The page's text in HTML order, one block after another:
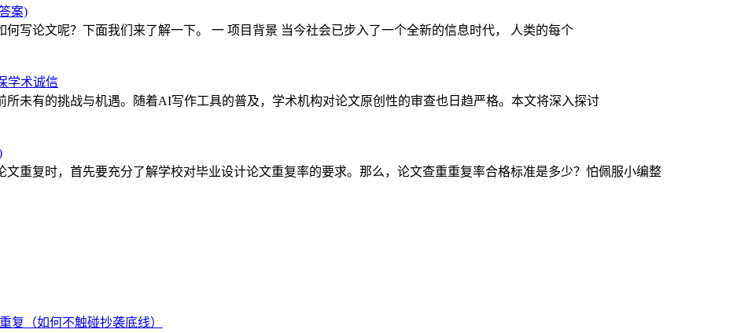
案)
写论文呢？下面我们来了解一下。 一 项目背景 当今社会已步入了一个全新的信息时代， 人类的每个
学术诚信
未有的挑战与机遇。随着AI写作工具的普及，学术机构对论文原创性的审查也日趋严格。本文将深入探讨
重复时，首先要充分了解学校对毕业设计论文重复率的要求。那么，论文查重重复率合格标准是多少？怕佩服小编整
复（如何不触碰抄袭底线）